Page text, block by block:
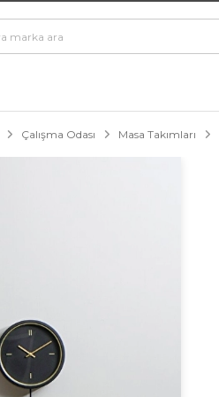
Çalışma Odası Masa Takımları